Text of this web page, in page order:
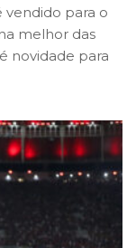
vendido para o
melhor das
novidade para